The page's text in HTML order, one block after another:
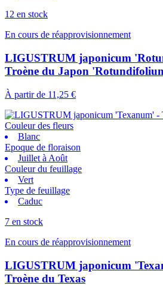
12 en stock
En cours de réapprovisionnement
LIGUSTRUM japonicum
Troène du Japon
À partir de 11,25 €
Couleur des fleurs
Blanc
Epoque de floraison
Juillet à Août
Couleur du feuillage
Vert
Type de feuillage
Caduc
7 en stock
En cours de réapprovisionnement
LIGUSTRUM japonicum
Troène du Texas